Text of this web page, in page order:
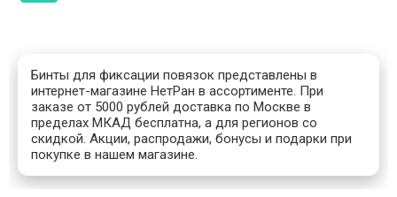
Бинты для фиксации повязок представлены в
интернет-магазине НетРан в ассортименте. При
заказе от 5000 рублей доставка по Москве в
пределах МКАД бесплатна, а для регионов со
скидкой. Акции, распродажи, бонусы и подарки при
покупке в нашем магазине.